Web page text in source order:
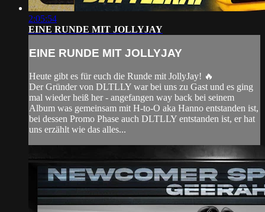
2:05:54
EINE RUNDE MIT JOLLYJAY
EINE RUNDE MIT JOLLYJAY
Heute gibt es für euch die Runde mit JollyJay! 🔥
Der Gründer von DLTLLY war bei uns zu Gast und es ging
mal wieder heiß her - angefangen way back bei seinem
Album was gemeinsam mit H-to-O aka Hanno entstanden ist,
bei dessen Promo Phase auch DLTLLY entstanden ist, er hat
uns erzählt wie das alles...